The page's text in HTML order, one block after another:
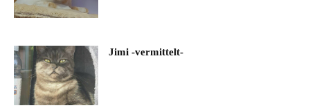
Jimi -vermittelt-